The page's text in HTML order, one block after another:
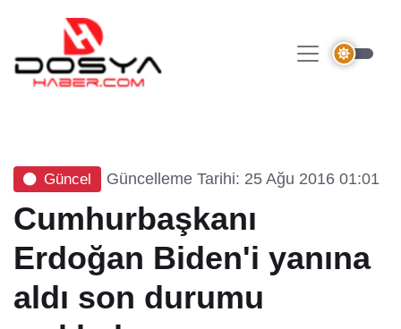
Güncel Güncelleme Tarihi: 25 Ağu 2016 01:01
Cumhurbaşkanı
Erdoğan Biden'i yanına
aldı son durumu